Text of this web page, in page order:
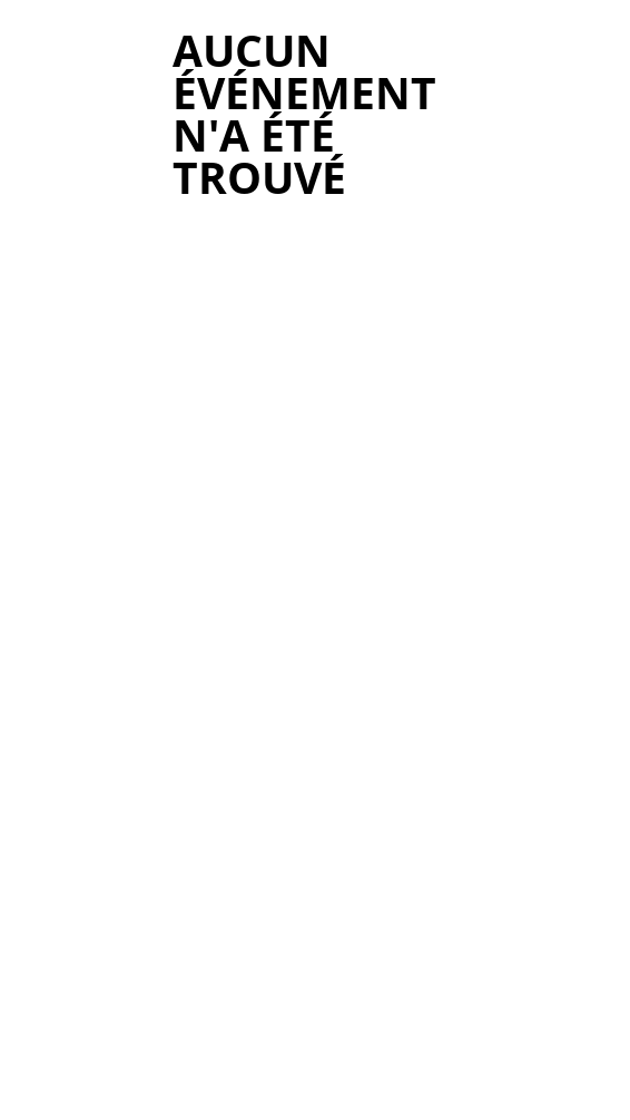
AUCUN
ÉVÉNEMENT
N'A ÉTÉ
TROUVÉ